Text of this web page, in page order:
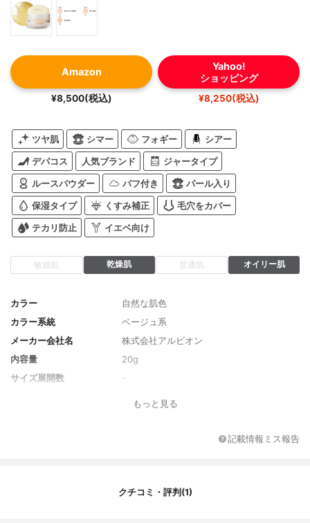
Amazon
¥8,500(税込)
Yahoo!
ショッピング
¥8,250(税込)
ツヤ肌 シマー フォギー シアー
デパコス 人気ブランド ジャータイプ
ルースパウダー パフ付き パール入り
保湿タイプ くすみ補正 毛穴をカバー
テカリ防止 イエベ向け
敏感肌 乾燥肌 普通肌 オイリー肌
カラー
自然な肌色
カラー系統
ベージュ系
メーカー会社名
株式会社アルビオン
内容量
20g
サイズ展開数
2017/02/18
もっと見る
記載情報ミス報告
クチコミ・評判(1)